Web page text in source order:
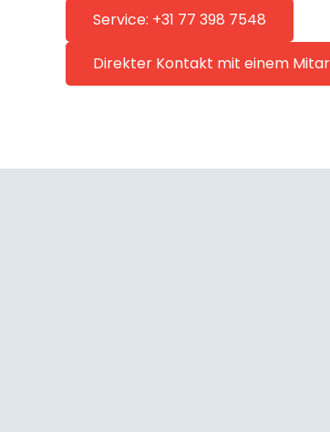
Service: +31 77 398 7548
Direkter Kontakt mit einem